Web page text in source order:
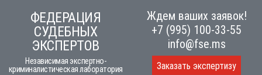
ФЕДЕРАЦИЯ
СУДЕБНЫХ
ЭКСПЕРТОВ
Независимая экспертно-
криминалистическая лаборатория
Ждем ваших заявок!
+7 (995) 100-33-55
info@fse.ms
Заказать экспертизу